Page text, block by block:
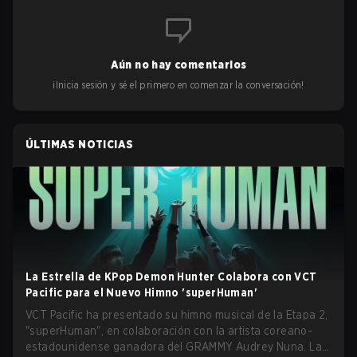
Aún no hay comentarios
¡Inicia sesión y sé el primero en comenzar la conversación!
ÚLTIMAS NOTICIAS
La Estrella de KPop Demon Hunter Colabora con VCT
Pacific para el Nuevo Himno 'superHuman'
VCT Pacific ha presentado su himno musical de la Etapa 2,
"superHuman", en colaboración con la artista coreano-
estadounidense ganadora del GRAMMY Audrey Nuna. La